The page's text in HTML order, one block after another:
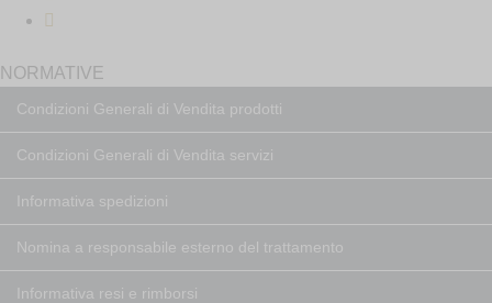
NORMATIVE
Condizioni Generali di Vendita prodotti
Condizioni Generali di Vendita servizi
Informativa spedizioni
Nomina a responsabile esterno del trattamento
Informativa resi e rimborsi